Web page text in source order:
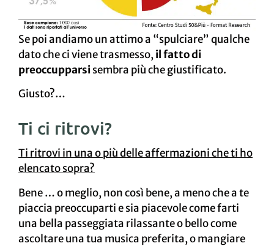
Se poi andiamo un attimo a “spulciare” qualche
dato che ci viene trasmesso, il fatto di
preoccupparsisembra più che giustificato.
Giusto?…
Ti ci ritrovi?
Ti ritrovi in una o più delle affermazioni che ti ho
elencato sopra?
Bene … o meglio, non così bene, a meno che a te
piaccia preoccuparti e sia piacevole come farti
una bella passeggiata rilassante o bello come
ascoltare una tua musica preferita, o mangiare